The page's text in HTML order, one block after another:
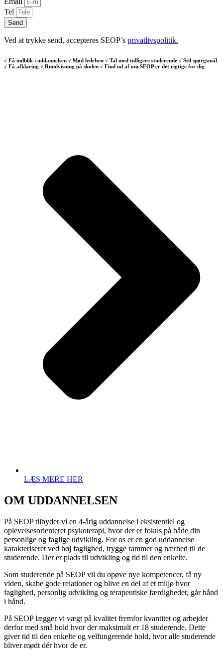
Tel
Send
Ved at trykke send, accepteres SEOP’s privatlivspolitik.
√ Få indblik i uddannelsen √ Mød ledelsen √ Tal med tidligere studerende √ Stil spørgsmål
√ Få afklaring √ Rundvisning på skolen √ Find ud af om SEOP er det rigtige for dig
LÆS MERE HER
OM UDDANNELSEN
På SEOP tilbyder vi en 4-årig uddannelse i eksistentiel og
oplevelsesorienteret psykoterapi, hvor der er fokus på både din
personlige og faglige udvikling. For os er en god uddannelse
karakteriseret ved høj faglighed, trygge rammer og nærhed til de
studerende. Der er plads til udvikling og tid til den enkelte.
Som studerende på SEOP vil du opøve nye kompetencer, få ny
viden, skabe gode relationer og blive en del af et miljø hvor
faglighed, personlig udvikling og terapeutiske færdigheder, går hånd
i hånd.
På SEOP lægger vi vægt på kvalitet fremfor kvantitet og arbejder
derfor med små hold hvor der maksimalt er 18 studerende. Dette
giver tid til den enkelte og velfungerende hold, hvor alle studerende
bliver mødt dér hvor de er.